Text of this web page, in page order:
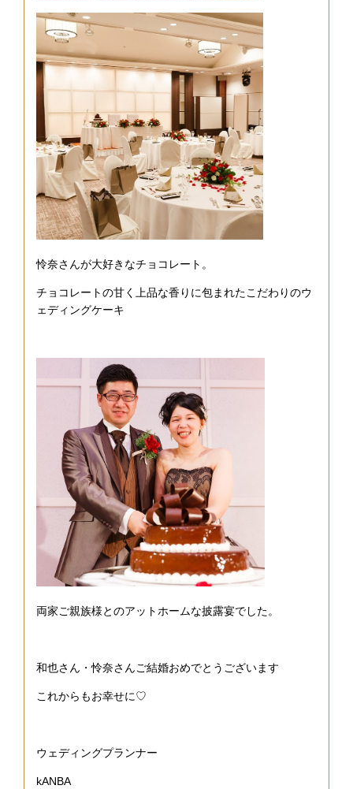
怜奈さんが大好きなチョコレート。
チョコレートの甘く上品な香りに包まれたこだわりのウ
ェディングケーキ
両家ご親族様とのアットホームな披露宴でした。
和也さん・怜奈さんご結婚おめでとうございます
これからもお幸せに♡
ウェディングプランナー
kANBA